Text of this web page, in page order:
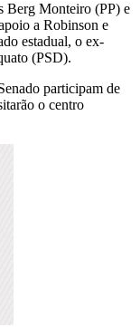
Berg Monteiro (PP) e
a Robinson e
estadual, o ex-
(PSD).
participam de
o centro